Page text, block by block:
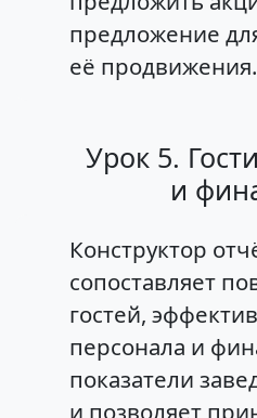
предложение
её продвижения.
Урок 5.
и
Конструктор
сопоставляет
гостей,
персонала и
показатели
и позволяет